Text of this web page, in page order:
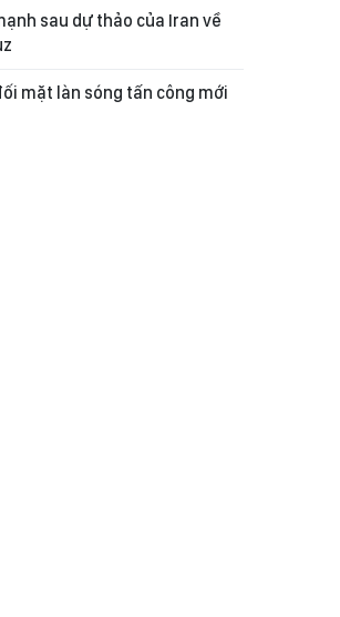
sau dự thảo của Iran về
mặt làn sóng tấn công mới